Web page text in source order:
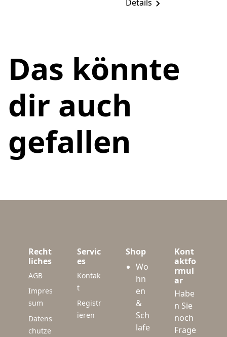
Details
Das könnte
dir auch
gefallen
Recht
liches
AGB
Impres
sum
Datens
chutze
Servic
es
Kontak
t
Registr
ieren
Shop
Wo
hn
en
&
Sch
lafe
Kont
aktfo
rmul
ar
Habe
n Sie
noch
Frage